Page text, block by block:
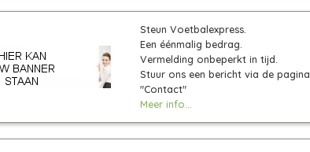
Steun Voetbalexpress.
Een éénmalig bedrag.
Vermelding onbeperkt in tijd.
Stuur ons een bericht via de pagina
"Contact"
Meer info...